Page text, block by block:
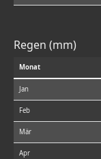
Regen (mm)
Monat
Jan
Feb
Mär
Apr